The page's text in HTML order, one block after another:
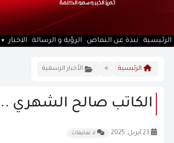
الرئيسية نبذة عن النماص الرؤية و الرسالة الاخبار
الرئيسية » الأخبار الرسمية
الكاتب صالح الشهري ..
لا تعليقات